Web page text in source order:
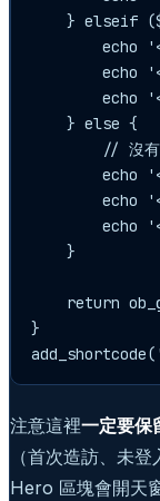
} elseif
echo
echo
echo
    } else {
// 沒有
echo
echo
echo
    }
return
}
注意這裡一定要保
（首次造訪、未
Hero 區塊會開天